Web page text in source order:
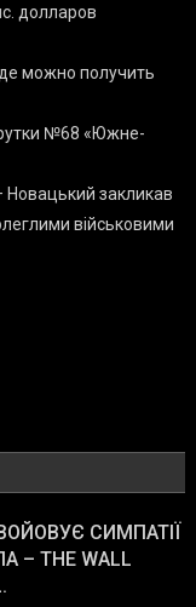
долларов
можно получить
№68 «Южне-
закликав
військовими
СИМПАТІЇ
– THE WALL